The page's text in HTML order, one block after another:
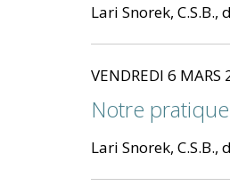
Lari Snorek,
VENDREDI 6 MARS
Notre
Lari Snorek,